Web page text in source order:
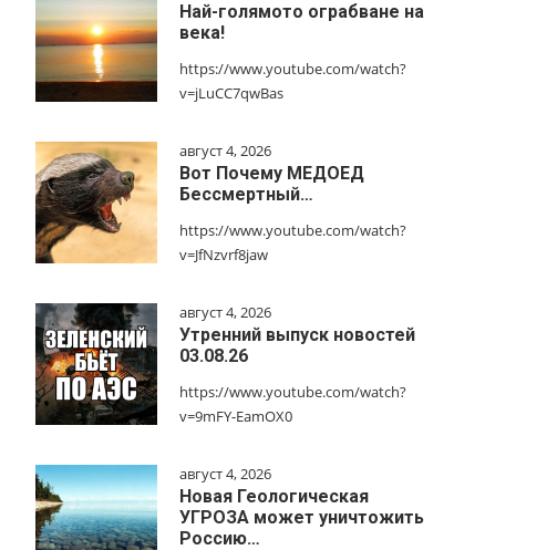
Най-голямото ограбване на
века!
https://www.youtube.com/watch?
v=jLuCC7qwBas
август 4, 2026
Вот Почему МЕДОЕД
Бессмертный…
https://www.youtube.com/watch?
v=JfNzvrf8jaw
август 4, 2026
Утренний выпуск новостей
03.08.26
https://www.youtube.com/watch?
v=9mFY-EamOX0
август 4, 2026
Новая Геологическая
УГРОЗА может уничтожить
Россию…